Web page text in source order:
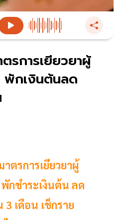
รการเยียวยาผู้
พักเงินต้นลด
ตรการเยียวยาผู้
กชำระเงินต้น ลด
เดือน เช็กราย